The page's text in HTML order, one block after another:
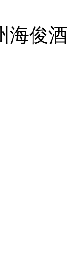
海俊